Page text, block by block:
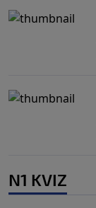
N1 KVIZ